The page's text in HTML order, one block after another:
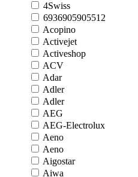
4Swiss
6936905905512
Acopino
Activejet
Activeshop
ACV
Adar
Adler
Adler
AEG
AEG-Electrolux
Aeno
Aeno
Aigostar
Aiwa